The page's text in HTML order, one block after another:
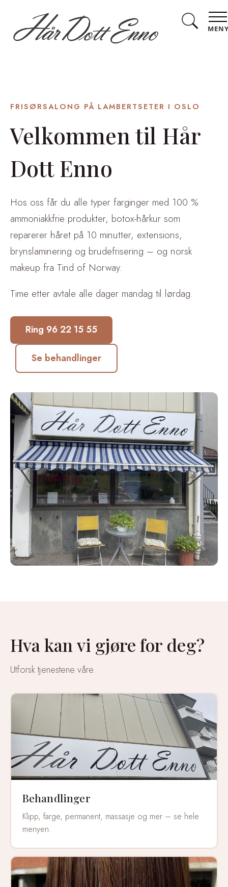
FRISØRSALONG PÅ LAMBERTSETER I OSLO
Velkommen til Hår
Dott Enno
Hos oss får du alle typer farginger med 100 %
ammoniakkfrie produkter, botox-hårkur som
reparerer håret på 10 minutter, extensions,
brynslaminering og brudefrisering – og norsk
makeup fra Tind of Norway.
Time etter avtale alle dager mandag til lørdag.
Ring 96 22 15 55
Se behandlinger
Hva kan vi gjøre for deg?
Utforsk tjenestene våre.
Behandlinger
Klipp, farge, permanent, massasje og mer – se hele
menyen.